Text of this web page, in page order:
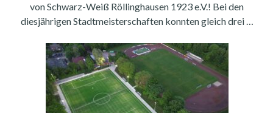
von Schwarz-Weiß Röllinghausen 1923 e.V.! Bei den
diesjährigen Stadtmeisterschaften konnten gleich drei …